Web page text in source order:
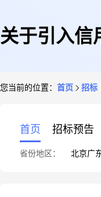
关于引入信
您当前的位置： 首页 招标
首页 招标预告
省份地区： 北京广